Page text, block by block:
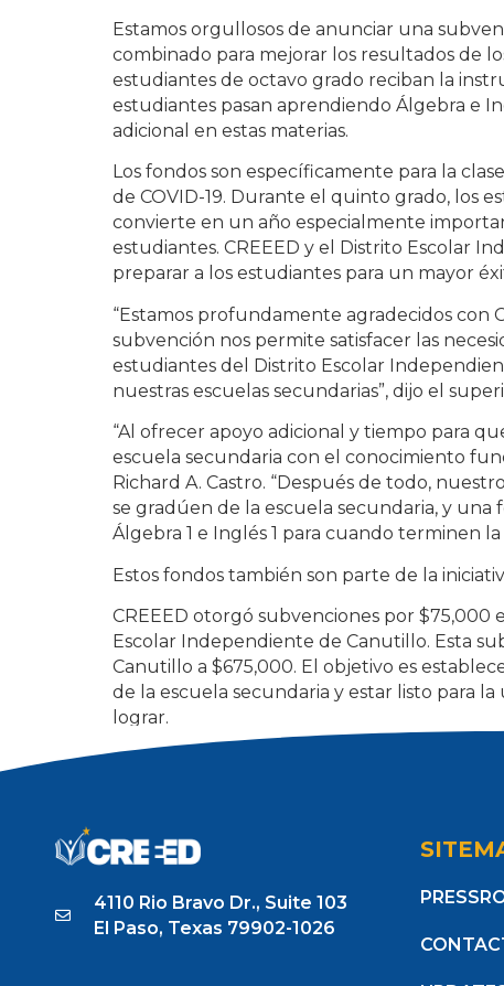
Estamos orgullosos de anunciar una
combinado para mejorar los resultados de
estudiantes de octavo grado reciban la
estudiantes pasan aprendiendo Álgebra e
adicional en estas materias.
Los fondos son específicamente para la
de COVID-19. Durante el quinto grado, los
convierte en un año especialmente
estudiantes. CREEED y el Distrito Escolar
preparar a los estudiantes para un mayor
“Estamos profundamente agradecidos con
subvención nos permite satisfacer las
estudiantes del Distrito Escolar
nuestras escuelas secundarias”, dijo el
“Al ofrecer apoyo adicional y tiempo para
escuela secundaria con el conocimiento
Richard A. Castro. “Después de todo,
se gradúen de la escuela secundaria, y
Álgebra 1 e Inglés 1 para cuando terminen
Estos fondos también son parte de la
CREEED otorgó subvenciones por $75,000
Escolar Independiente de Canutillo. Esta
Canutillo a $675,000. El objetivo es
de la escuela secundaria y estar listo para
lograr.
Tagged
4110 Rio Bravo Dr., Suite 103
El Paso, Texas 79902-1026